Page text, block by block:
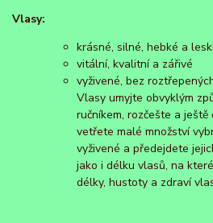
Vlasy:
krásné, silné, hebké a
vitální, kvalitní a zářivé
vyživené, bez
Vlasy umyjte obvyklým
ručníkem, rozčešte a ještě
vetřete malé množství
vyživené a předejdete
jako i délku vlasů, na
délky, hustoty a zdraví